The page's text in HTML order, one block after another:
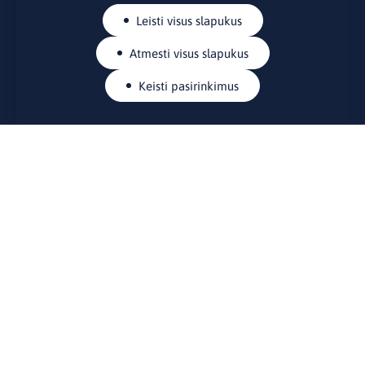
Leisti visus slapukus
Atmesti visus slapukus
Keisti pasirinkimus